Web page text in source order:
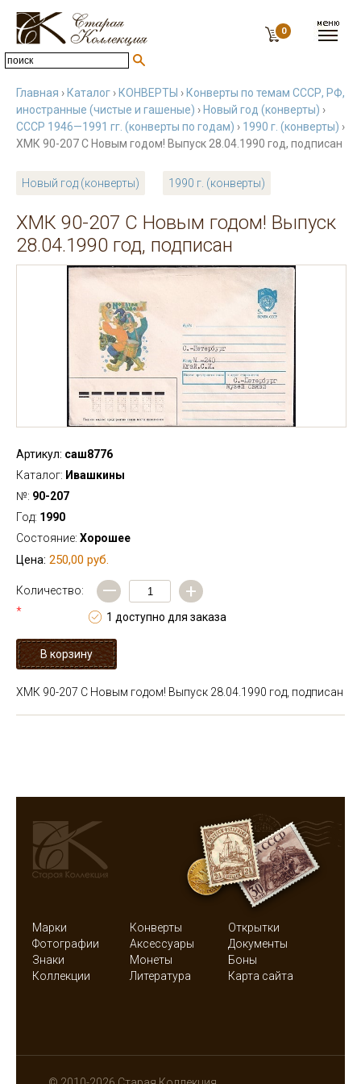
0
Главная › Каталог › КОНВЕРТЫ › Конверты по темам СССР, РФ,
иностранные (чистые и гашеные) › Новый год (конверты) ›
СССР 1946—1991 гг. (конверты по годам) › 1990 г. (конверты) ›
ХМК 90-207 С Новым годом! Выпуск 28.04.1990 год, подписан
Новый год (конверты) 1990 г. (конверты)
ХМК 90-207 С Новым годом! Выпуск
28.04.1990 год, подписан
Артикул: саш8776
Каталог: Ивашкины
№: 90-207
Год: 1990
Состояние: Хорошее
Цена: 250,00 руб.
Количество:
*
— +
1 доступно для заказа
ХМК 90-207 С Новым годом! Выпуск 28.04.1990 год, подписан
Марки Конверты
Открытки
Фотографии
Аксессуары
Документы
Знаки
Монеты
Боны
Коллекции
Литература Карта сайта